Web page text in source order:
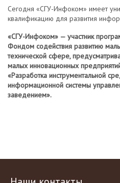
Сегодня «СГУ-Инфоком» имеет
квалификацию для развития
«СГУ-Инфоком» — участник
Фондом содействия развитию
технической сфере,
малых инновационных
«Разработка инструментальной
информационной системы
заведением».